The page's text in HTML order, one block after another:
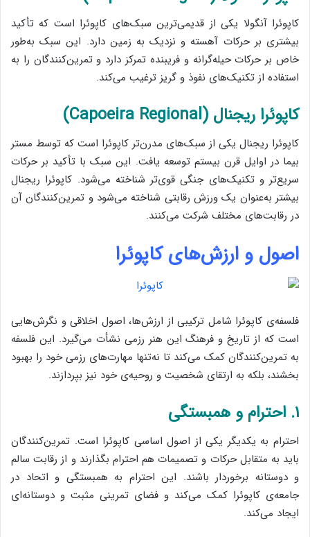
کاپوئرا آنگولا یکی از قدیمی‌ترین سبک‌های کاپوئرا است که تأکید
بیشتری بر حرکات آهسته و نزدیک به زمین دارد. این سبک به‌طور
خاص بر حرکات حیله‌گرانه و فریبنده تمرکز دارد و تمرین‌کنندگان را به
استفاده از تکنیک‌های نفوذ و گریز ترغیب می‌کند.
کاپوئرا ریجنال (Capoeira Regional)
کاپوئرا ریجنال یکی از سبک‌های مدرن‌تر کاپوئرا است که توسط مستر
بیما در اوایل قرن بیستم توسعه یافت. این سبک با تأکید بر حرکات
سریع‌تر و تکنیک‌های جنگی قوی‌تر شناخته می‌شود. کاپوئرا ریجنال
بیشتر به‌عنوان یک ورزش رقابتی شناخته می‌شود و تمرین‌کنندگان آن
در رقابت‌های مختلف شرکت می‌کنند.
اصول و ارزش‌های کاپوئرا
فلسفه‌ی کاپوئرا شامل ترکیبی از ارزش‌ها، اصول اخلاقی و نگرش‌هایی
است که از تاریخ و فرهنگ این هنر رزمی نشأت می‌گیرد. این فلسفه
به تمرین‌کنندگان کمک می‌کند تا نه‌تنها مهارت‌های رزمی خود را بهبود
بخشند، بلکه به ارتقای شخصیت و روحیه‌ی خود نیز بپردازند.
۱. احترام و همبستگی
احترام به یکدیگر یکی از اصول اساسی کاپوئرا است. تمرین‌کنندگان
باید به متقابل حرکات و تصمیمات هم احترام بگذارند و از رقابت سالم
و دوستانه برخوردار باشند. این احترام به همبستگی و اتحاد در
جامعه‌ی کاپوئرا کمک می‌کند و فضای تمرینی مثبت و دوستانه‌ای
ایجاد می‌کند.